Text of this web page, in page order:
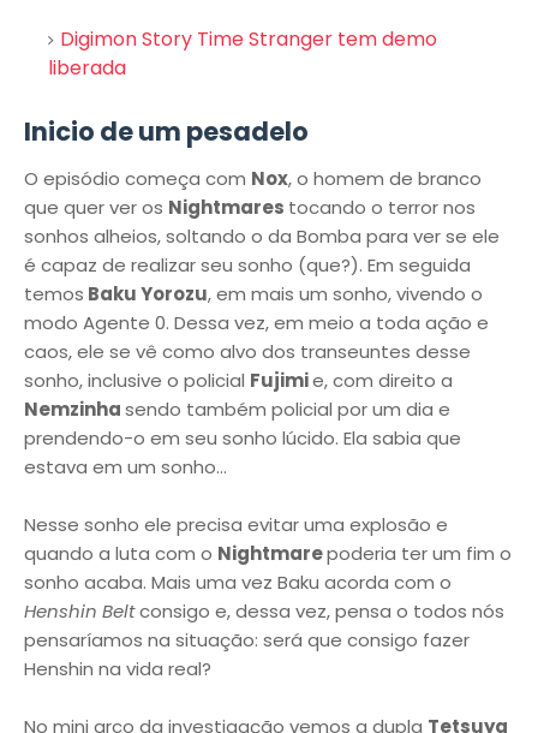
Digimon Story Time Stranger tem demo
liberada
Inicio de um pesadelo
O episódio começa com Nox, o homem de branco
que quer ver os Nightmares tocando o terror nos
sonhos alheios, soltando o da Bomba para ver se ele
é capaz de realizar seu sonho (que?). Em seguida
temos Baku Yorozu, em mais um sonho, vivendo o
modo Agente 0. Dessa vez, em meio a toda ação e
caos, ele se vê como alvo dos transeuntes desse
sonho, inclusive o policial Fujimie, com direito a
Nemzinhasendo também policial por um dia e
prendendo-o em seu sonho lúcido. Ela sabia que
estava em um sonho...
Nesse sonho ele precisa evitar uma explosão e
quando a luta com o Nightmarepoderia ter um fim o
sonho acaba. Mais uma vez Baku acorda com o
Henshin Beltconsigo e, dessa vez, pensa o todos nós
pensaríamos na situação: será que consigo fazer
Henshin na vida real?
No mini arco da investigação vemos a dupla Tetsuya